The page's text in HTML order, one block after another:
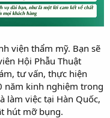
viện thẩm mỹ. Bạn sẽ
Hội Phẫu Thuật
tư vấn, thực hiện
năm kinh nghiệm trong
làm việc tại Hàn Quốc,
hút mỡ bụng.